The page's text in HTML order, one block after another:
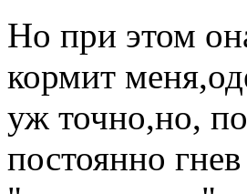
Но при этом
кормит
уж точно,но,
постоянно